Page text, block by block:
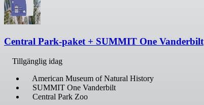
Central Park-paket + SUMMIT One Vanderbilt
Tillgänglig idag
American Museum of Natural History
SUMMIT One Vanderbilt
Central Park Zoo